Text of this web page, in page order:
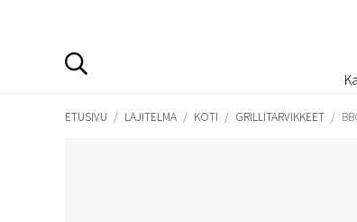
ETUSIVU / LAJITELMA / KOTI / GRILLITARVIKKEET /